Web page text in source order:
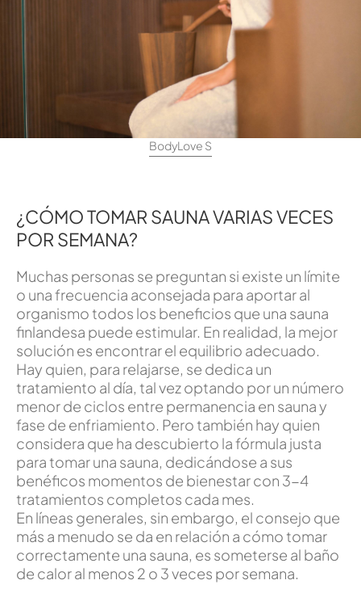
BodyLove S
¿CÓMO TOMAR SAUNA VARIAS VECES
POR SEMANA?
Muchas personas se preguntan si existe un límite
o una frecuencia aconsejada para aportar al
organismo todos los beneficios que una sauna
finlandesa puede estimular. En realidad, la mejor
solución es encontrar el equilibrio adecuado.
Hay quien, para relajarse, se dedica un
tratamiento al día, tal vez optando por un número
menor de ciclos entre permanencia en sauna y
fase de enfriamiento. Pero también hay quien
considera que ha descubierto la fórmula justa
para tomar una sauna, dedicándose a sus
benéficos momentos de bienestar con 3-4
tratamientos completos cada mes.
En líneas generales, sin embargo, el consejo que
más a menudo se da en relación a cómo tomar
correctamente una sauna, es someterse al baño
de calor al menos 2 o 3 veces por semana.